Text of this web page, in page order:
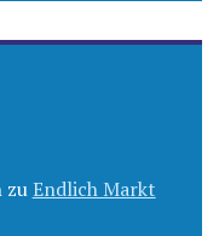
zuEndlich Markt